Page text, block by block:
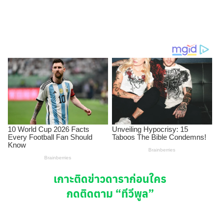
เกาะติดข่าวดาราก่อนใคร
กดติดตาม “ทีวีพูล”